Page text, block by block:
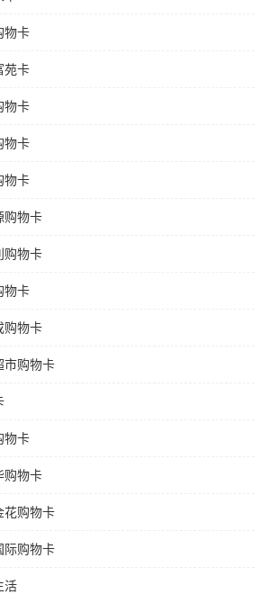
物卡
苑卡
物卡
物卡
物卡
购物卡
购物卡
物卡
购物卡
市购物卡
物卡
购物卡
花购物卡
际购物卡
活